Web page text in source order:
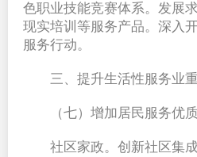
色职业技能竞赛体系。发展
现实培训等服务产品。深入
服务行动。
三、提升生活性服务业
（七）增加居民服务优
社区家政。创新社区集